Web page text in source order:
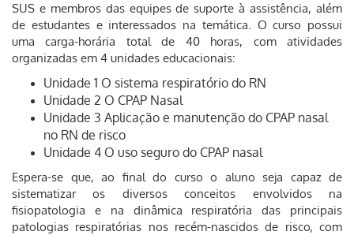
SUS e membros das equipes de suporte à assistência, além
de estudantes e interessados na temática. O curso possui
uma carga-horária total de 40 horas, com atividades
organizadas em 4 unidades educacionais:
Unidade 1 O sistema respiratório do RN
Unidade 2 O CPAP Nasal
Unidade 3 Aplicação e manutenção do CPAP nasal
no RN de risco
Unidade 4 O uso seguro do CPAP nasal
Espera-se que, ao final do curso o aluno seja capaz de
sistematizar os diversos conceitos envolvidos na
fisiopatologia e na dinâmica respiratória das principais
patologias respiratórias nos recém-nascidos de risco, com